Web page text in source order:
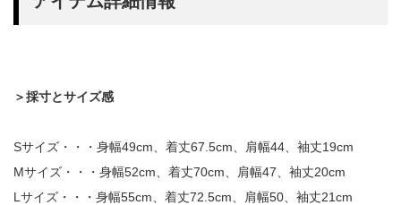
＞採寸とサイズ感
Sサイズ・・・身幅49cm、着丈67.5cm、肩幅44、袖丈19cm
Mサイズ・・・身幅52cm、着丈70cm、肩幅47、袖丈20cm
Lサイズ・・・身幅55cm、着丈72.5cm、肩幅50、袖丈21cm